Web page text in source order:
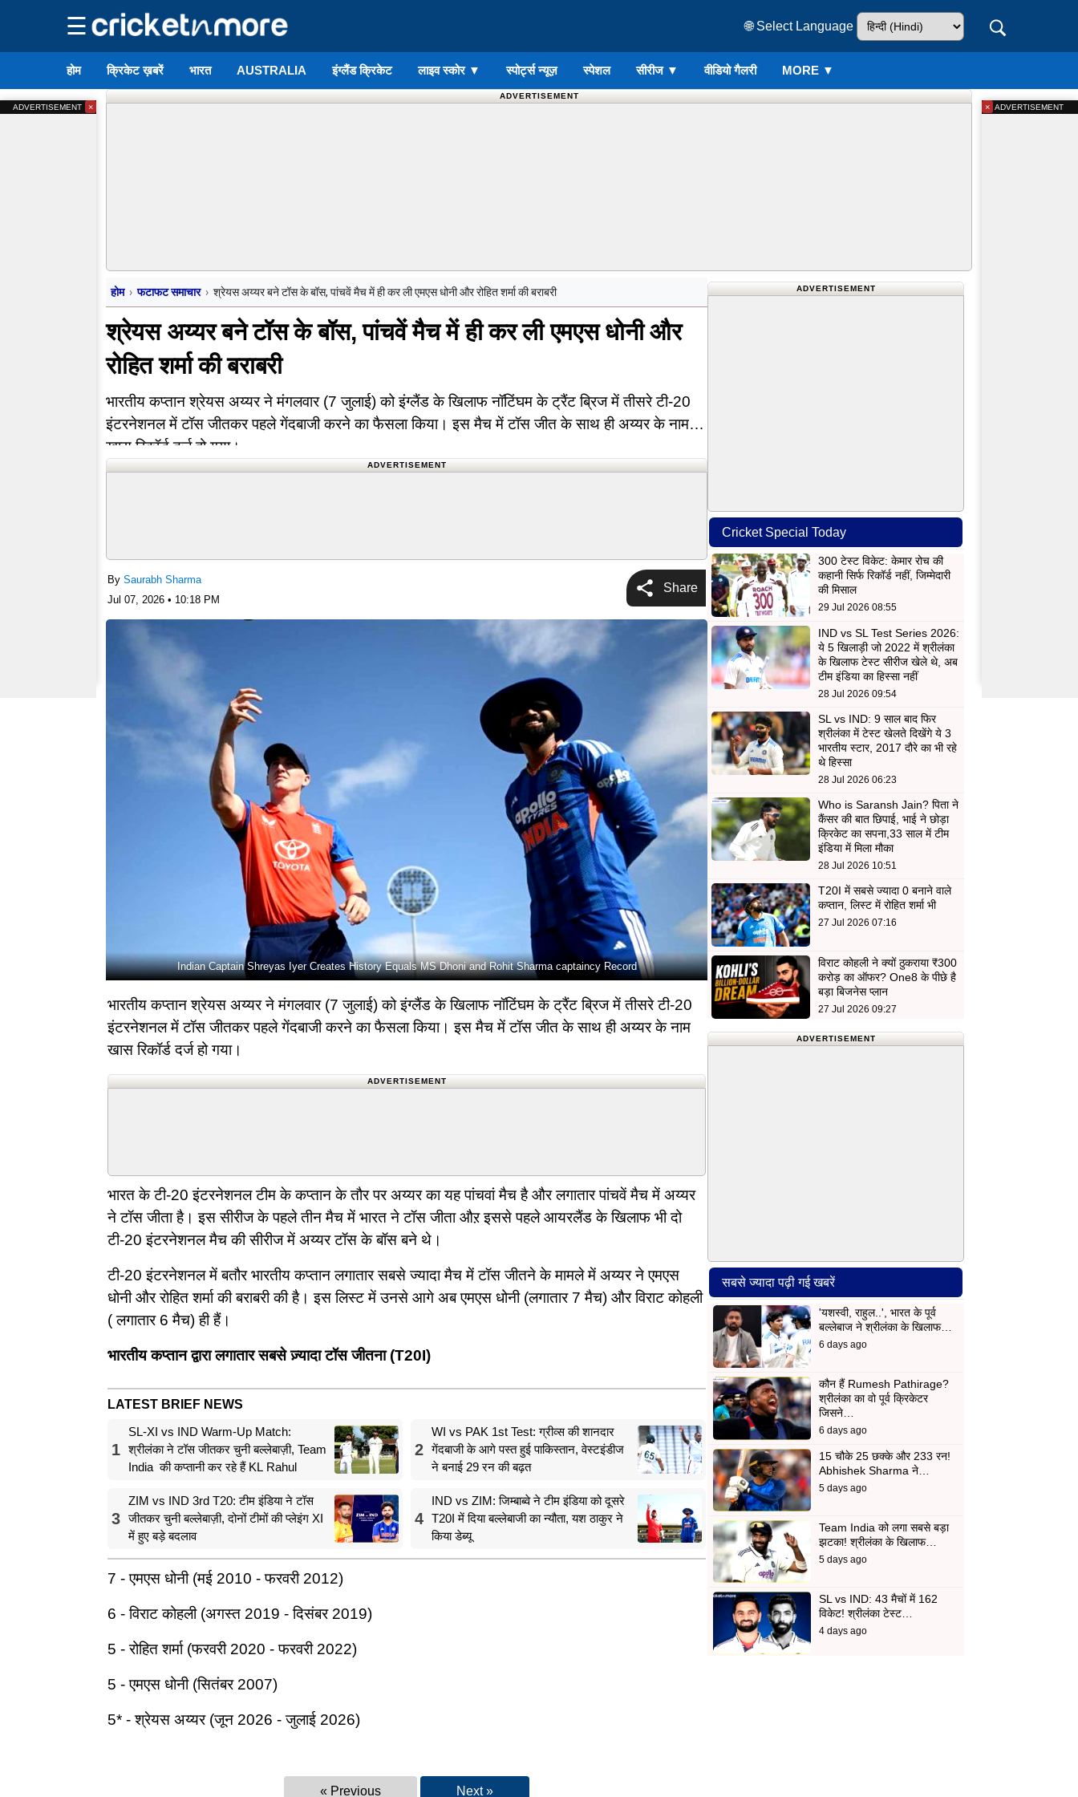
☰ 🌐 Select Language
होम क्रिकेट ख़बरें भारत AUSTRALIA इंग्लैंड क्रिकेट लाइव स्कोर ▼ स्पोर्ट्स न्यूज़ स्पेशल सीरीज ▼ वीडियो गैलरी MORE ▼
ADVERTISEMENT
होम फटाफट समाचार श्रेयस अय्यर बने टॉस के बॉस, पांचवें मैच में ही कर ली एमएस धोनी और रोहित शर्मा की बराबरी
श्रेयस अय्यर बने टॉस के बॉस, पांचवें मैच में ही कर ली एमएस धोनी और
रोहित शर्मा की बराबरी
भारतीय कप्तान श्रेयस अय्यर ने मंगलवार (7 जुलाई) को इंग्लैंड के खिलाफ नॉटिंघम के ट्रैंट ब्रिज में तीसरे टी-20
इंटरनेशनल में टॉस जीतकर पहले गेंदबाजी करने का फैसला किया। इस मैच में टॉस जीत के साथ ही अय्यर के नाम
खास रिकॉर्ड दर्ज हो गया।
भारत के टी-20 इंटरनेशनल टीम… ADVERTISEMENT
By Saurabh Sharma
Jul 07, 2026 • 10:18 PM
Share
Indian Captain Shreyas Iyer Creates History Equals MS Dhoni and Rohit Sharma captaincy Record
भारतीय कप्तान श्रेयस अय्यर ने मंगलवार (7 जुलाई) को इंग्लैंड के खिलाफ नॉटिंघम के ट्रैंट ब्रिज में तीसरे टी-20
इंटरनेशनल में टॉस जीतकर पहले गेंदबाजी करने का फैसला किया। इस मैच में टॉस जीत के साथ ही अय्यर के नाम
खास रिकॉर्ड दर्ज हो गया।
ADVERTISEMENT
भारत के टी-20 इंटरनेशनल टीम के कप्तान के तौर पर अय्यर का यह पांचवां मैच है और लगातार पांचवें मैच में अय्यर
ने टॉस जीता है। इस सीरीज के पहले तीन मैच में भारत ने टॉस जीता औऱ इससे पहले आयरलैंड के खिलाफ भी दो
टी-20 इंटरनेशनल मैच की सीरीज में अय्यर टॉस के बॉस बने थे।
टी-20 इंटरनेशनल में बतौर भारतीय कप्तान लगातार सबसे ज्यादा मैच में टॉस जीतने के मामले में अय्यर ने एमएस
धोनी और रोहित शर्मा की बराबरी की है। इस लिस्ट में उनसे आगे अब एमएस धोनी (लगातार 7 मैच) और विराट कोहली
( लगातार 6 मैच) ही हैं।
भारतीय कप्तान द्वारा लगातार सबसे ज़्यादा टॉस जीतना (T20I)
LATEST BRIEF NEWS
1
SL-XI vs IND Warm-Up Match:
श्रीलंका ने टॉस जीतकर चुनी बल्लेबाज़ी, Team
India की कप्तानी कर रहे हैं KL Rahul
2
WI vs PAK 1st Test: ग्रीव्स की शानदार
गेंदबाजी के आगे पस्त हुई पाकिस्तान, वेस्टइंडीज
ने बनाई 29 रन की बढ़त
3
ZIM vs IND 3rd T20: टीम इंडिया ने टॉस
जीतकर चुनी बल्लेबाज़ी, दोनों टीमों की प्लेइंग XI
में हुए बड़े बदलाव
4
IND vs ZIM: जिम्बाब्वे ने टीम इंडिया को दूसरे
T20I में दिया बल्लेबाजी का न्यौता, यश ठाकुर ने
किया डेब्यू
7 - एमएस धोनी (मई 2010 - फरवरी 2012)
6 - विराट कोहली (अगस्त 2019 - दिसंबर 2019)
5 - रोहित शर्मा (फरवरी 2020 - फरवरी 2022)
5 - एमएस धोनी (सितंबर 2007)
5* - श्रेयस अय्यर (जून 2026 - जुलाई 2026)
« Previous Next »
ADVERTISEMENT
Cricket Special Today
300 टेस्ट विकेट: केमार रोच की
कहानी सिर्फ रिकॉर्ड नहीं, जिम्मेदारी
की मिसाल
29 Jul 2026 08:55
IND vs SL Test Series 2026:
ये 5 खिलाड़ी जो 2022 में श्रीलंका
के खिलाफ टेस्ट सीरीज खेले थे, अब
टीम इंडिया का हिस्सा नहीं
28 Jul 2026 09:54
SL vs IND: 9 साल बाद फिर
श्रीलंका में टेस्ट खेलते दिखेंगे ये 3
भारतीय स्टार, 2017 दौरे का भी रहे
थे हिस्सा
28 Jul 2026 06:23
Who is Saransh Jain? पिता ने
कैंसर की बात छिपाई, भाई ने छोड़ा
क्रिकेट का सपना,33 साल में टीम
इंडिया में मिला मौका
28 Jul 2026 10:51
T20I में सबसे ज्यादा 0 बनाने वाले
कप्तान, लिस्ट में रोहित शर्मा भी
27 Jul 2026 07:16
विराट कोहली ने क्यों ठुकराया ₹300
करोड़ का ऑफर? One8 के पीछे है
बड़ा बिजनेस प्लान
27 Jul 2026 09:27
ADVERTISEMENT
सबसे ज्यादा पढ़ी गई खबरें
'यशस्वी, राहुल..', भारत के पूर्व
बल्लेबाज ने श्रीलंका के खिलाफ…
6 days ago
कौन हैं Rumesh Pathirage?
श्रीलंका का वो पूर्व क्रिकेटर
जिसने…
6 days ago
15 चौके 25 छक्के और 233 रन!
Abhishek Sharma ने…
5 days ago
Team India को लगा सबसे बड़ा
झटका! श्रीलंका के खिलाफ…
5 days ago
SL vs IND: 43 मैचों में 162
विकेट! श्रीलंका टेस्ट…
4 days ago
ADVERTISEMENT × ADVERTISEMENT
×